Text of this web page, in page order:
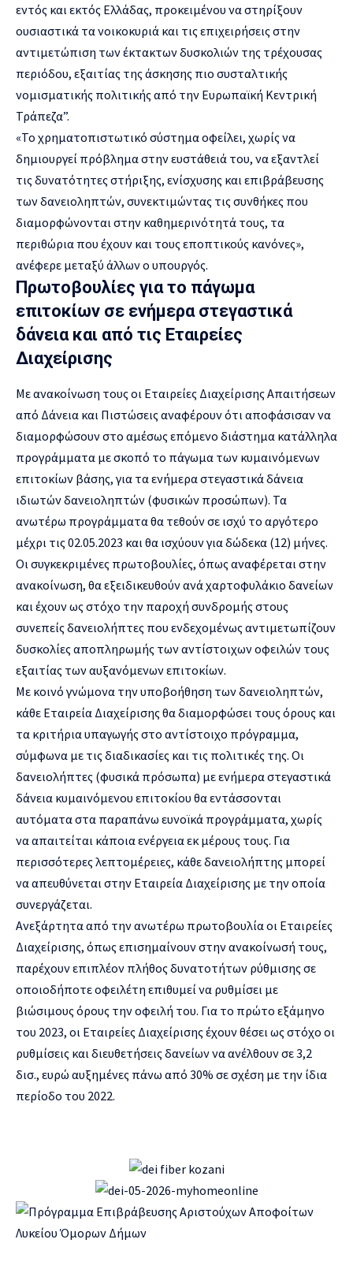
εντός και εκτός Ελλάδας, προκειμένου να στηρίξουν
ουσιαστικά τα νοικοκυριά και τις επιχειρήσεις στην
αντιμετώπιση των έκτακτων δυσκολιών της τρέχουσας
περιόδου, εξαιτίας της άσκησης πιο συσταλτικής
νομισματικής πολιτικής από την Ευρωπαϊκή Κεντρική
Τράπεζα”.
«Το χρηματοπιστωτικό σύστημα οφείλει, χωρίς να
δημιουργεί πρόβλημα στην ευστάθειά του, να εξαντλεί
τις δυνατότητες στήριξης, ενίσχυσης και επιβράβευσης
των δανειοληπτών, συνεκτιμώντας τις συνθήκες που
διαμορφώνονται στην καθημερινότητά τους, τα
περιθώρια που έχουν και τους εποπτικούς κανόνες»,
ανέφερε μεταξύ άλλων ο υπουργός.
Πρωτοβουλίες για το πάγωμα
επιτοκίων σε ενήμερα στεγαστικά
δάνεια και από τις Εταιρείες
Διαχείρισης
Με ανακοίνωση τους οι Εταιρείες Διαχείρισης Απαιτήσεων
από Δάνεια και Πιστώσεις αναφέρουν ότι αποφάσισαν να
διαμορφώσουν στο αμέσως επόμενο διάστημα κατάλληλα
προγράμματα με σκοπό το πάγωμα των κυμαινόμενων
επιτοκίων βάσης, για τα ενήμερα στεγαστικά δάνεια
ιδιωτών δανειοληπτών (φυσικών προσώπων). Τα
ανωτέρω προγράμματα θα τεθούν σε ισχύ το αργότερο
μέχρι τις 02.05.2023 και θα ισχύουν για δώδεκα (12) μήνες.
Οι συγκεκριμένες πρωτοβουλίες, όπως αναφέρεται στην
ανακοίνωση, θα εξειδικευθούν ανά χαρτοφυλάκιο δανείων
και έχουν ως στόχο την παροχή συνδρομής στους
συνεπείς δανειολήπτες που ενδεχομένως αντιμετωπίζουν
δυσκολίες αποπληρωμής των αντίστοιχων οφειλών τους
εξαιτίας των αυξανόμενων επιτοκίων.
Με κοινό γνώμονα την υποβοήθηση των δανειοληπτών,
κάθε Εταιρεία Διαχείρισης θα διαμορφώσει τους όρους και
τα κριτήρια υπαγωγής στο αντίστοιχο πρόγραμμα,
σύμφωνα με τις διαδικασίες και τις πολιτικές της. Οι
δανειολήπτες (φυσικά πρόσωπα) με ενήμερα στεγαστικά
δάνεια κυμαινόμενου επιτοκίου θα εντάσσονται
αυτόματα στα παραπάνω ευνοϊκά προγράμματα, χωρίς
να απαιτείται κάποια ενέργεια εκ μέρους τους. Για
περισσότερες λεπτομέρειες, κάθε δανειολήπτης μπορεί
να απευθύνεται στην Εταιρεία Διαχείρισης με την οποία
συνεργάζεται.
Ανεξάρτητα από την ανωτέρω πρωτοβουλία οι Εταιρείες
Διαχείρισης, όπως επισημαίνουν στην ανακοίνωσή τους,
παρέχουν επιπλέον πλήθος δυνατοτήτων ρύθμισης σε
οποιοδήποτε οφειλέτη επιθυμεί να ρυθμίσει με
βιώσιμους όρους την οφειλή του. Για το πρώτο εξάμηνο
του 2023, οι Εταιρείες Διαχείρισης έχουν θέσει ως στόχο οι
ρυθμίσεις και διευθετήσεις δανείων να ανέλθουν σε 3,2
δισ., ευρώ αυξημένες πάνω από 30% σε σχέση με την ίδια
περίοδο του 2022.